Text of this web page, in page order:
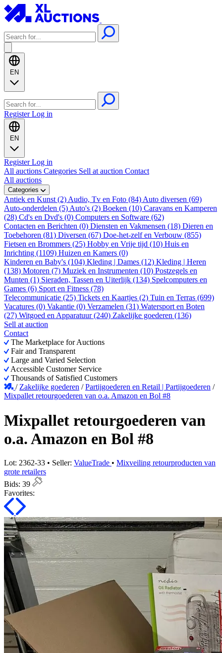
EN
RegisterLog in
EN
RegisterLog in
All auctions Categories Sell at auction Contact
All auctions
Categories
Antiek en Kunst (2) Audio, Tv en Foto (84) Auto diversen (69)
Auto-onderdelen (5) Auto's (2) Boeken (10) Caravans en Kamperen
(28) Cd's en Dvd's (0) Computers en Software (62)
Contacten en Berichten (0) Diensten en Vakmensen (18) Dieren en
Toebehoren (81) Diversen (67) Doe-het-zelf en Verbouw (855)
Fietsen en Brommers (25) Hobby en Vrije tijd (10) Huis en
Inrichting (1109) Huizen en Kamers (0)
Kinderen en Baby's (104) Kleding | Dames (12) Kleding | Heren
(138) Motoren (7) Muziek en Instrumenten (10) Postzegels en
Munten (1) Sieraden, Tassen en Uiterlijk (134) Spelcomputers en
Games (6) Sport en Fitness (78)
Telecommunicatie (25) Tickets en Kaartjes (2) Tuin en Terras (699)
Vacatures (0) Vakantie (0) Verzamelen (31) Watersport en Boten
(27) Witgoed en Apparatuur (240) Zakelijke goederen (136)
Sell at auction
Contact
The Marketplace for Auctions
Fair and Transparent
Large and Varied Selection
Accessible Customer Service
Thousands of Satisfied Customers
/ Zakelijke goederen /Partijgoederen en Retail | Partijgoederen /
Mixpallet retourgoederen van o.a. Amazon en Bol #8
Mixpallet retourgoederen van
o.a. Amazon en Bol #8
Lot: 2362-33 • Seller: ValueTrade • Mixveiling retourproducten van
grote retailers
Bids: 39
Favorites: